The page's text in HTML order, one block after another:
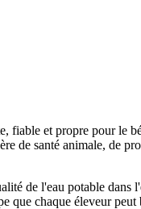
fiable et propre pour le
de santé animale, de
de l'eau potable dans
que chaque éleveur peut